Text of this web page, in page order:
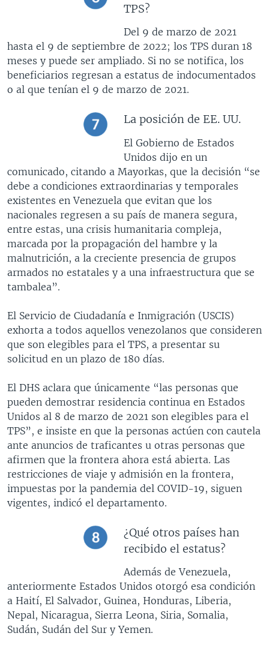
TPS?
Del 9 de marzo de 2021
hasta el 9 de septiembre de 2022; los TPS duran 18
meses y puede ser ampliado. Si no se notifica, los
beneficiarios regresan a estatus de indocumentados
o al que tenían el 9 de marzo de 2021.
La posición de EE. UU.
El Gobierno de Estados
Unidos dijo en un
comunicado, citando a Mayorkas, que la decisión “se
debe a condiciones extraordinarias y temporales
existentes en Venezuela que evitan que los
nacionales regresen a su país de manera segura,
entre estas, una crisis humanitaria compleja,
marcada por la propagación del hambre y la
malnutrición, a la creciente presencia de grupos
armados no estatales y a una infraestructura que se
tambalea”.
El Servicio de Ciudadanía e Inmigración (USCIS)
exhorta a todos aquellos venezolanos que consideren
que son elegibles para el TPS, a presentar su
solicitud en un plazo de 180 días.
El DHS aclara que únicamente “las personas que
pueden demostrar residencia continua en Estados
Unidos al 8 de marzo de 2021 son elegibles para el
TPS”, e insiste en que la personas actúen con cautela
ante anuncios de traficantes u otras personas que
afirmen que la frontera ahora está abierta. Las
restricciones de viaje y admisión en la frontera,
impuestas por la pandemia del COVID-19, siguen
vigentes, indicó el departamento.
¿Qué otros países han
recibido el estatus?
Además de Venezuela,
anteriormente Estados Unidos otorgó esa condición
a Haití, El Salvador, Guinea, Honduras, Liberia,
Nepal, Nicaragua, Sierra Leona, Siria, Somalia,
Sudán, Sudán del Sur y Yemen.